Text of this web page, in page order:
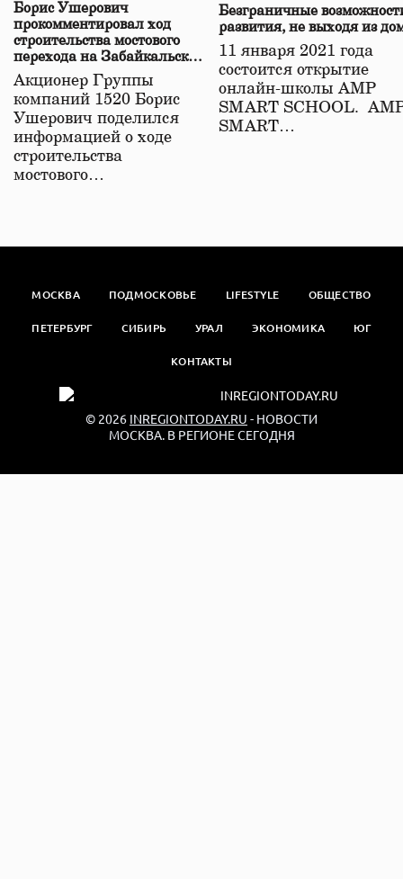
Борис Ушерович
прокомментировал ход
строительства мостового
перехода на Забайкальской
железной дороге
Акционер Группы
компаний 1520 Борис
Ушерович поделился
информацией о ходе
строительства
мостового…
Безграничные
развития, не выходя из
11 января 2021 года
состоится открытие
онлайн-школы АМР
SMART SCHOOL.
SMART…
МОСКВА ПОДМОСКОВЬЕ LIFESTYLE ОБЩЕСТВО
ПЕТЕРБУРГ СИБИРЬ УРАЛ ЭКОНОМИКА ЮГ
КОНТАКТЫ
© 2026 INREGIONTODAY.RU - НОВОСТИ
МОСКВА. В РЕГИОНЕ СЕГОДНЯ